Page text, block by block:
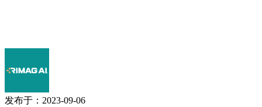
发布于：2023-09-06